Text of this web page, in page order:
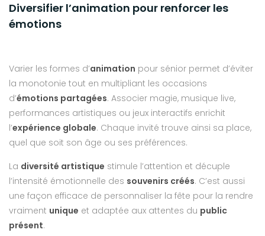
Diversifier l’animation pour renforcer les
émotions
Varier les formes d’animation pour sénior permet d’éviter
la monotonie tout en multipliant les occasions
d’émotions partagées. Associer magie, musique live,
performances artistiques ou jeux interactifs enrichit
l’expérience globale. Chaque invité trouve ainsi sa place,
quel que soit son âge ou ses préférences.
La diversité artistique stimule l’attention et décuple
l’intensité émotionnelle des souvenirs créés. C’est aussi
une façon efficace de personnaliser la fête pour la rendre
vraiment unique et adaptée aux attentes du public
présent.